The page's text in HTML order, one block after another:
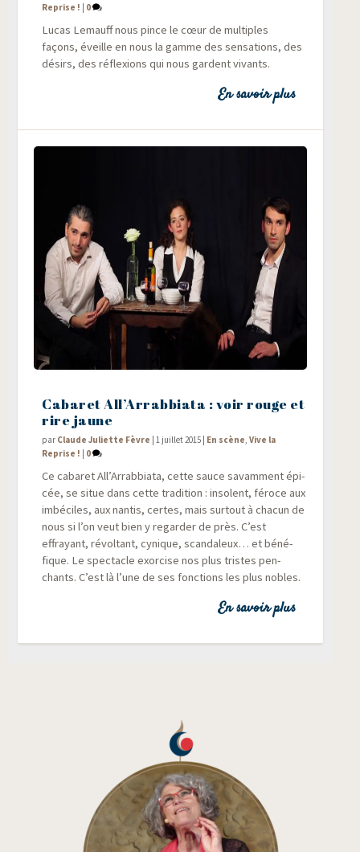
Reprise ! | 0
Lucas Lemauff nous pince le cœur de mul­tiples
façons, éveille en nous la gamme des sen­sa­tions, des
dési­rs, des réflexions qui nous gardent vivants.
En savoir plus
Cabaret All’Arrabbiata : voir rouge et
rire jaune
par Claude Juliette Fèvre |1 juillet 2015 En scène,Vive la
Reprise !
0
Ce caba­ret All’Arrabbiata, cette sauce savam­ment épi­
cée, se situe dans cette tra­di­tion : inso­lent, féroce aux
imbé­ciles, aux nan­tis, certes, mais sur­tout à cha­cun de
nous si l’on veut bien y regar­der de près. C’est
effrayant, révol­tant, cynique, scan­da­leux… et béné­
fique. Le spec­tacle exor­cise nos plus tristes pen­
chants. C’est là l’une de ses fonc­tions les plus nobles.
En savoir plus